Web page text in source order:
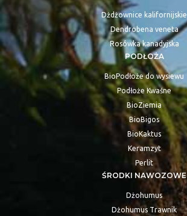
Dżdżownice kalifornijskie
Dendrobena veneta
Rosówka kanadyjska
PODŁOŻA
BioPodłoże do wysiewu
Podłoże Kwaśne
BioZiemia
BioBigos
BioKaktus
Keramzyt
Perlit
ŚRODKI NAWOZOWE
Dżohumus
Dżohumus Trawnik